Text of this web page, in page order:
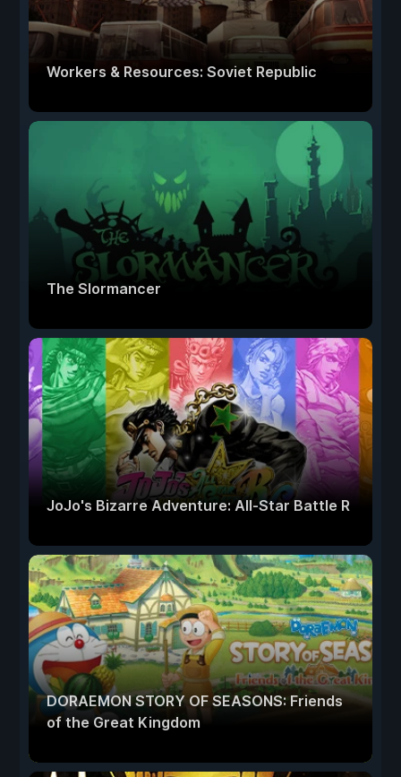
Workers & Resources: Soviet Republic
The Slormancer
JoJo's Bizarre Adventure: All-Star Battle R
DORAEMON STORY OF SEASONS: Friends
of the Great Kingdom